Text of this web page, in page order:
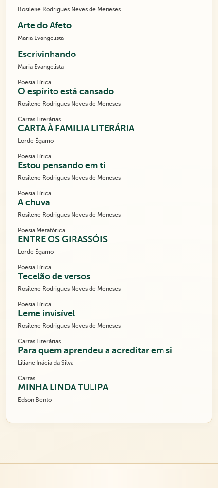
Rosilene Rodrigues Neves de Meneses
Arte do Afeto
Maria Evangelista
Escrivinhando
Maria Evangelista
Poesia Lírica
O espírito está cansado
Rosilene Rodrigues Neves de Meneses
Cartas Literárias
CARTA À FAMILIA LITERÁRIA
Lorde Égamo
Poesia Lírica
Estou pensando em ti
Rosilene Rodrigues Neves de Meneses
Poesia Lírica
A chuva
Rosilene Rodrigues Neves de Meneses
Poesia Metafórica
ENTRE OS GIRASSÓIS
Lorde Égamo
Poesia Lírica
Tecelão de versos
Rosilene Rodrigues Neves de Meneses
Poesia Lírica
Leme invisível
Rosilene Rodrigues Neves de Meneses
Cartas Literárias
Para quem aprendeu a acreditar em si
Liliane Inácia da Silva
Cartas
MINHA LINDA TULIPA
Edson Bento